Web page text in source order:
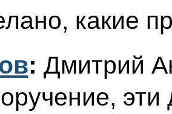
какие
: Дмитрий